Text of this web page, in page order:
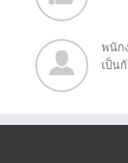
พนัก
เป็น